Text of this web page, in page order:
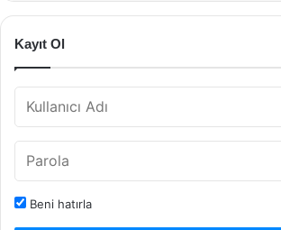
Kayıt Ol
Beni hatırla